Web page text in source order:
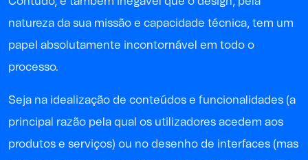
natureza da sua missão e capacidade técnica, tem um
papel absolutamente incontornável em todo o
processo.
Seja na idealização de conteúdos e funcionalidades (a
principal razão pela qual os utilizadores acedem aos
produtos e serviços) ou no desenho de interfaces (mas